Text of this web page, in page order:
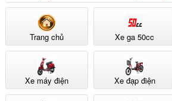
Trang chủ Xe ga 50cc
Xe máy điện Xe đạp điện